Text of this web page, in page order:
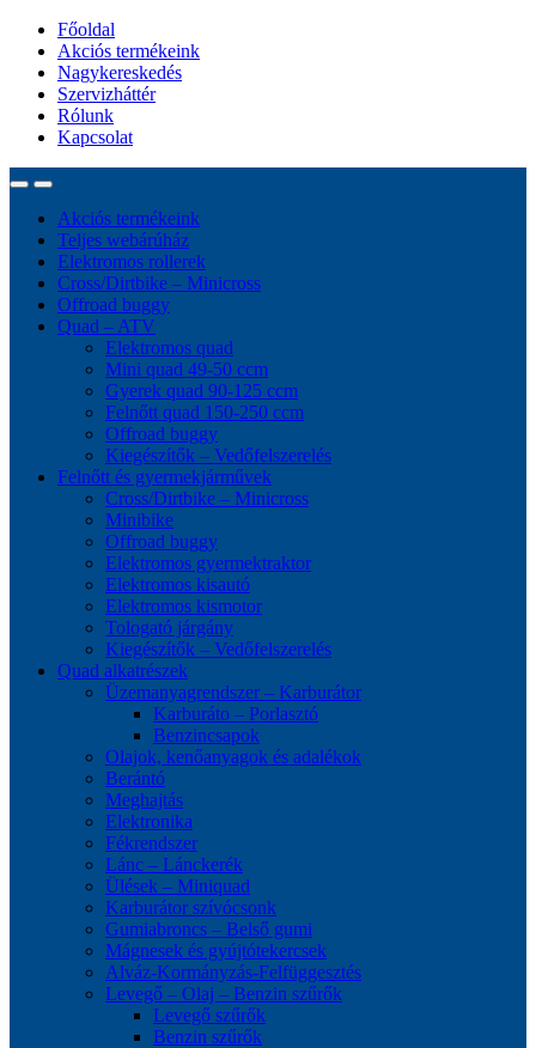
Főoldal
Akciós termékeink
Nagykereskedés
Szervizháttér
Rólunk
Kapcsolat
Akciós termékeink
Teljes webárúház
Elektromos rollerek
Cross/Dirtbike – Minicross
Offroad buggy
Quad – ATV
Elektromos quad
Mini quad 49-50 ccm
Gyerek quad 90-125 ccm
Felnőtt quad 150-250 ccm
Offroad buggy
Kiegészítők – Vedőfelszerelés
Felnőtt és gyermekjárművek
Cross/Dirtbike – Minicross
Minibike
Offroad buggy
Elektromos gyermektraktor
Elektromos kisautó
Elektromos kismotor
Tologató járgány
Kiegészítők – Vedőfelszerelés
Quad alkatrészek
Üzemanyagrendszer – Karburátor
Karburáto – Porlasztó
Benzincsapok
Olajok, kenőanyagok és adalékok
Berántó
Meghajtás
Elektronika
Fékrendszer
Lánc – Lánckerék
Ülések – Miniquad
Karburátor szívócsonk
Gumiabroncs – Belső gumi
Mágnesek és gyújtótekercsek
Alváz-Kormányzás-Felfüggesztés
Levegő – Olaj – Benzin szűrők
Levegő szűrők
Benzin szűrők